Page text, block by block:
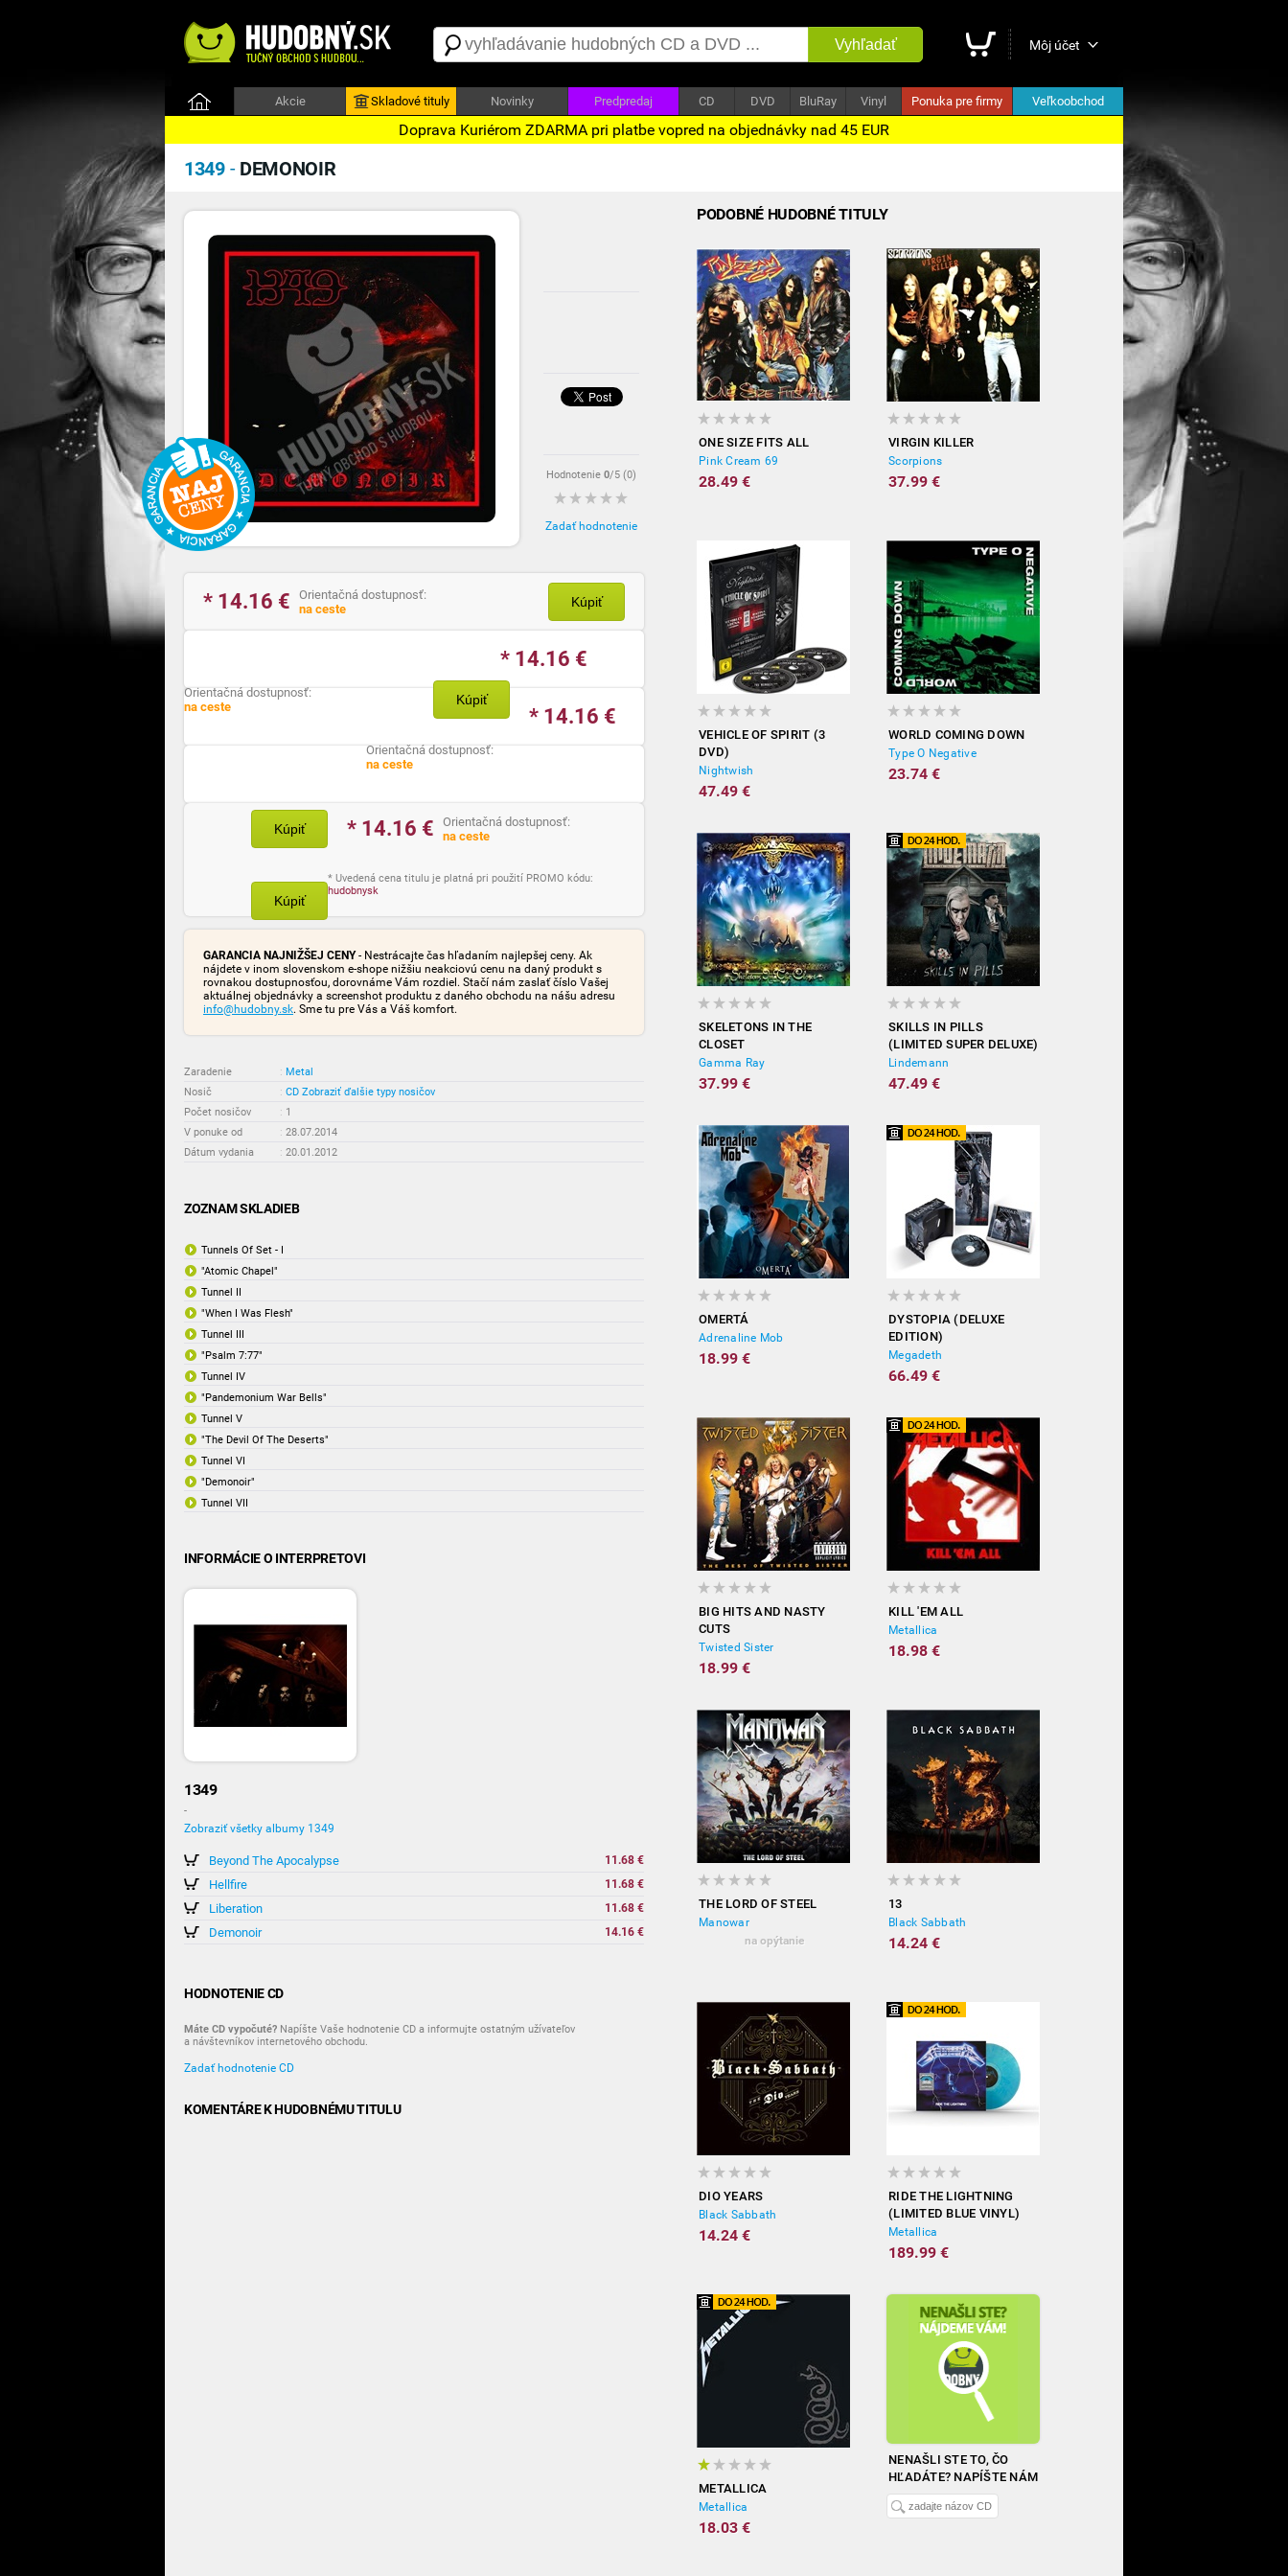
Vyhľadať Môj účet
Akcie Skladové tituly Novinky Predpredaj CD DVD BluRay Vinyl Ponuka pre firmy Veľkoobchod
Doprava Kuriérom ZDARMA pri platbe vopred na objednávky nad 45 EUR
1349- DEMONOIR
Hodnotenie 0/5 (0)
Zadať hodnotenie
* 14.16 €
Orientačná dostupnosť:
na ceste
Kúpiť
* 14.16 €
Orientačná dostupnosť:
na ceste
Kúpiť
* 14.16 €
Orientačná dostupnosť:
na ceste
Kúpiť * 14.16 €
Orientačná dostupnosť:
na ceste
Kúpiť
* Uvedená cena titulu je platná pri použití PROMO kódu:
hudobnysk
GARANCIA NAJNIŽŠEJ CENY- Nestrácajte čas hľadaním najlepšej ceny. Ak
nájdete v inom slovenskom e-shope nižšiu neakciovú cenu na daný produkt s
rovnakou dostupnosťou, dorovnáme Vám rozdiel. Stačí nám zaslať číslo Vašej
aktuálnej objednávky a screenshot produktu z daného obchodu na nášu adresu
info@hudobny.sk. Sme tu pre Vás a Váš komfort.
Zaradenie : Metal
Nosič
: CD Zobraziť ďalšie typy nosičov
Počet nosičov
: 1
V ponuke od
: 28.07.2014
Dátum vydania
: 20.01.2012
ZOZNAM SKLADIEB
Tunnels Of Set - I
"Atomic Chapel"
Tunnel II
"When I Was Flesh"
Tunnel III
"Psalm 7:77"
Tunnel IV
"Pandemonium War Bells"
Tunnel V
"The Devil Of The Deserts"
Tunnel VI
"Demonoir"
Tunnel VII
INFORMÁCIE O INTERPRETOVI
1349
-
Zobraziť všetky albumy 1349
Beyond The Apocalypse 11.68 €
Hellfire 11.68 €
Liberation 11.68 €
Demonoir 14.16 €
HODNOTENIE CD
Máte CD vypočuté? Napíšte Vaše hodnotenie CD a informujte ostatným užívateľov
a návštevníkov internetového obchodu.
Zadať hodnotenie CD
KOMENTÁRE K HUDOBNÉMU TITULU
PODOBNÉ HUDOBNÉ TITULY
ONE SIZE FITS ALL
Pink Cream 69
28.49 €
VIRGIN KILLER
Scorpions
37.99 €
VEHICLE OF SPIRIT (3
DVD)
Nightwish
47.49 €
WORLD COMING DOWN
Type O Negative
23.74 €
SKELETONS IN THE
CLOSET
Gamma Ray
37.99 €
SKILLS IN PILLS
(LIMITED SUPER DELUXE)
Lindemann
47.49 €
OMERTÁ
Adrenaline Mob
18.99 €
DYSTOPIA (DELUXE
EDITION)
Megadeth
66.49 €
BIG HITS AND NASTY
CUTS
Twisted Sister
18.99 €
KILL 'EM ALL
Metallica
18.98 €
THE LORD OF STEEL
Manowar
na opýtanie
13
Black Sabbath
14.24 €
DIO YEARS
Black Sabbath
14.24 €
RIDE THE LIGHTNING
(LIMITED BLUE VINYL)
Metallica
189.99 €
METALLICA
Metallica
18.03 €
NENAŠLI STE TO, ČO
HĽADÁTE? NAPÍŠTE NÁM